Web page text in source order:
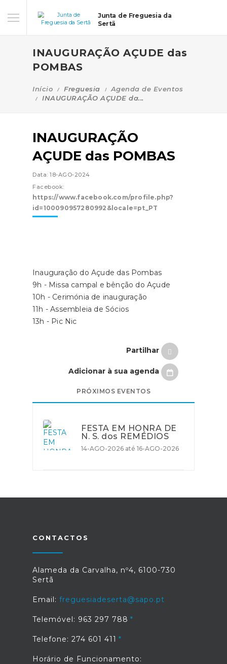
Junta de Freguesia da
Sertã
INAUGURAÇÃO AÇUDE das
POMBAS
Início Freguesia
Agenda de Eventos
INAUGURAÇÃO AÇUDE da...
INAUGURAÇÃO
AÇUDE das POMBAS
Data: 18-AGO-2024
Facebook:
https://www.facebook.com/profile.php?
id=100090957280992&locale=pt_PT
Inauguração do Açude das Pombas
9h - Missa campal e bênção do Açude
10h - Cerimónia de inauguração
11h - Assembleia de Sócios
13h - Pic Nic
Partilhar
Adicionar à sua agenda
PRÓXIMOS EVENTOS
FESTA EM HONRA DE
N. S. dos REMÉDIOS
14-AGO-2026 até 16-AGO-2026
CONTACTOS
Alameda da Carvalha, nº4, 6100-730
Sertã
Email: freguesiadeserta@sapo.pt
Telemóvel: 963 297 788
Telefone: 274 601 411
Horário de Funcionamento: